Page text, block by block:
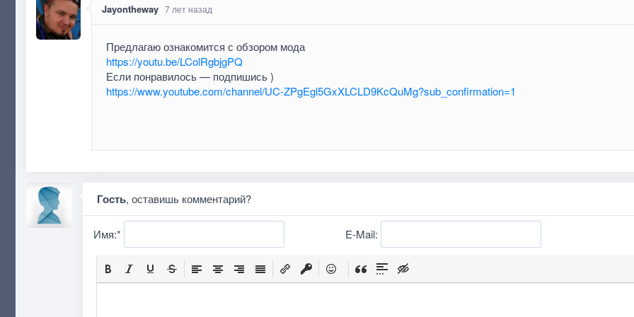
Jayontheway 7 лет назад
Предлагаю ознакомится с обзором мода
https://youtu.be/LColRgbjgPQ
Если понравилось — подпишись )
https://www.youtube.com/channel/UC-ZPgEgl5GxXLCLD9KcQuMg?sub_confirmation=1
Гость, оставишь комментарий?
Имя:* E-Mail: